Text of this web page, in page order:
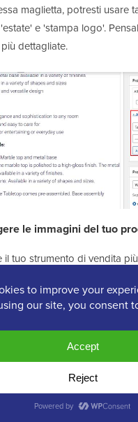
maglietta, potresti usare
e 'stampa logo'.
dettagliate.
le immagini del tuo
il tuo strumento di vendita
posso sottolinearlo
e nitide.
a destra, vedrai due sezioni
Immagine del prodotto:
principale, in evidenza, del tuo